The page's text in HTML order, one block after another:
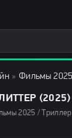
» Фильмы 2025
(2025)